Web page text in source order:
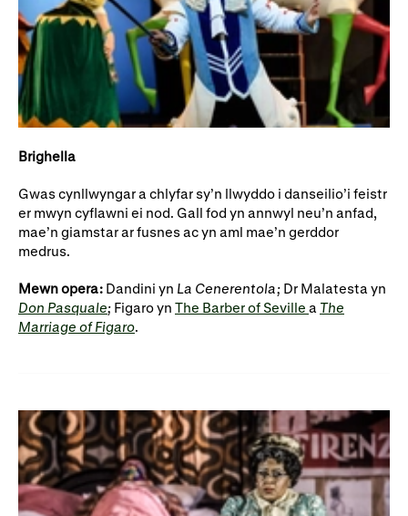
Brighella
Gwas cynllwyngar a chlyfar sy’n llwyddo i danseilio’i feistr
er mwyn cyflawni ei nod. Gall fod yn annwyl neu’n anfad,
mae’n giamstar ar fusnes ac yn aml mae’n gerddor
medrus.
Mewn opera: Dandini yn La Cenerentola; Dr Malatesta yn
Don Pasquale; Figaro yn The Barber of Seville a The
Marriage of Figaro.